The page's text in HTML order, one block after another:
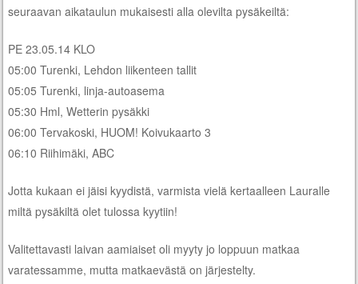
seuraavan aikataulun mukaisesti alla olevilta pysäkeiltä:
PE 23.05.14 KLO
05:00 Turenki, Lehdon liikenteen tallit
05:05 Turenki, linja-autoasema
05:30 Hml, Wetterin pysäkki
06:00 Tervakoski, HUOM! Koivukaarto 3
06:10 Riihimäki, ABC
Jotta kukaan ei jäisi kyydistä, varmista vielä kertaalleen Lauralle
miltä pysäkiltä olet tulossa kyytiin!
Valitettavasti laivan aamiaiset oli myyty jo loppuun matkaa
varatessamme, mutta matkaevästä on järjestelty.